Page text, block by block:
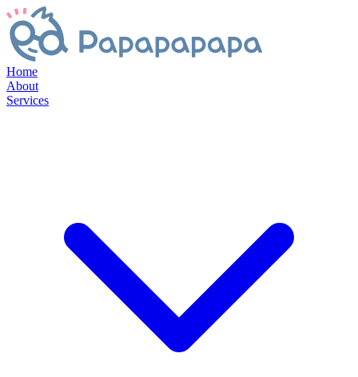
Home
About
Services